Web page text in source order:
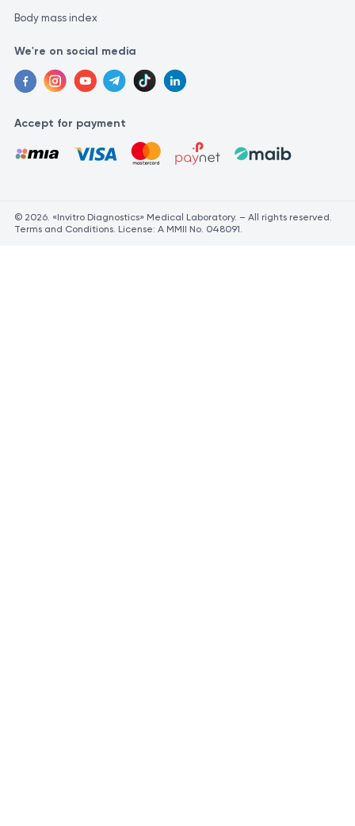
Body mass index
We're on social media
Accept for payment
© 2026. «Invitro Diagnostics» Medical Laboratory. – All rights reserved.
Terms and Conditions. License: A MMII No. 048091.